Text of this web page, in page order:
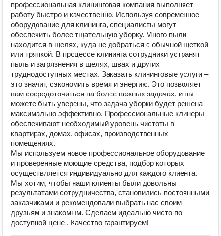
профессиональная клининговая компания выполняет
работу быстро и качественно. Используя современное
оборудование для клининга, специалисты могут
обеспечить более тщательную уборку. Много пыли
находится в щелях, куда не добраться с обычной щеткой
или тряпкой. В процессе клининга сотрудники устранят
пыль и загрязнения в щелях, швах и других
труднодоступных местах. Заказать клининговые услуги –
это значит, сэкономить время и энергию. Это позволяет
вам сосредоточиться на более важных задачах, и вы
можете быть уверены, что задача уборки будет решена
максимально эффективно. Профессиональные клинеры
обеспечивают необходимый уровень чистоты в
квартирах, домах, офисах, производственных
помещениях.
Мы используем новое профессиональное оборудование
и проверенные моющие средства, подбор которых
осуществляется индивидуально для каждого клиента.
Мы хотим, чтобы наши клиенты были довольны
результатами сотрудничества, становились постоянными
заказчиками и рекомендовали выбрать нас своим
друзьям и знакомым. Сделаем идеально чисто по
доступной цене . Качество гарантируем!